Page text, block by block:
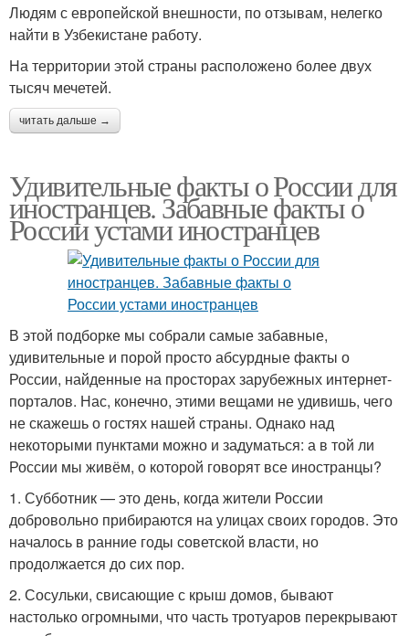
Людям с европейской внешности, по отзывам, нелегко
найти в Узбекистане работу.
На территории этой страны расположено более двух
тысяч мечетей.
читать дальше →
Удивительные факты о России для
иностранцев. Забавные факты о
России устами иностранцев
В этой подборке мы собрали самые забавные,
удивительные и порой просто абсурдные факты о
России, найденные на просторах зарубежных интернет-
порталов. Нас, конечно, этими вещами не удивишь, чего
не скажешь о гостях нашей страны. Однако над
некоторыми пунктами можно и задуматься: а в той ли
России мы живём, о которой говорят все иностранцы?
1. Субботник — это день, когда жители России
добровольно прибираются на улицах своих городов. Это
началось в ранние годы советской власти, но
продолжается до сих пор.
2. Сосульки, свисающие с крыш домов, бывают
настолько огромными, что часть тротуаров перекрывают